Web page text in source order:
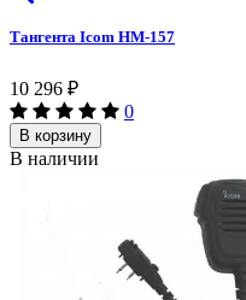
Тангента Icom HM-157
10 296 ₽
0
В корзину
В наличии